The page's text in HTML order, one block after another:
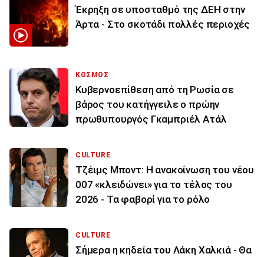
Έκρηξη σε υποσταθμό της ΔΕΗ στην
Άρτα - Στο σκοτάδι πολλές περιοχές
ΚΟΣΜΟΣ
Κυβερνοεπίθεση από τη Ρωσία σε
βάρος του κατήγγειλε ο πρώην
πρωθυπουργός Γκαμπριέλ Ατάλ
CULTURE
Τζέιμς Μποντ: Η ανακοίνωση του νέου
007 «κλειδώνει» για το τέλος του
2026 - Τα φαβορί για το ρόλο
CULTURE
Σήμερα η κηδεία του Λάκη Χαλκιά - Θα